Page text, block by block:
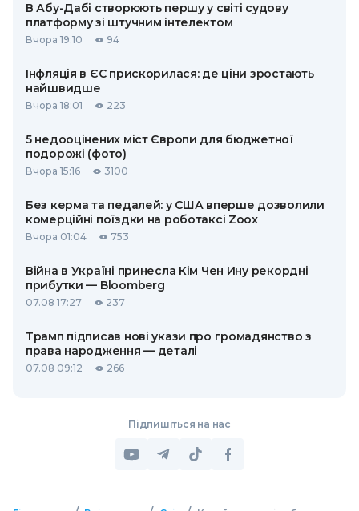
В Абу-Дабі створюють першу у світі судову
платформу зі штучним інтелектом
Вчора 19:10 94
Інфляція в ЄС прискорилася: де ціни зростають
найшвидше
Вчора 18:01 223
5 недооцінених міст Європи для бюджетної
подорожі (фото)
Вчора 15:16 3100
Без керма та педалей: у США вперше дозволили
комерційні поїздки на роботаксі Zoox
Вчора 01:04 753
Війна в Україні принесла Кім Чен Ину рекордні
прибутки — Bloomberg
07.08 17:27 237
Трамп підписав нові укази про громадянство з
права народження — деталі
07.08 09:12 266
Підпишіться на нас